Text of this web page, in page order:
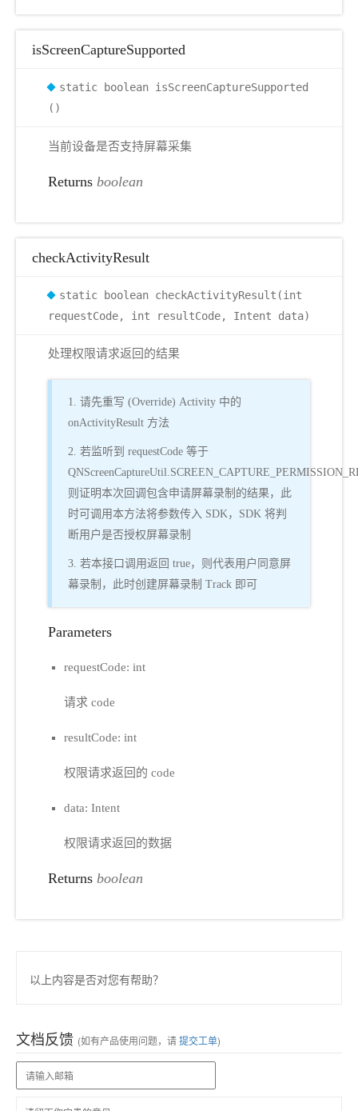
isScreenCaptureSupported
static boolean isScreenCaptureSupported
()
当前设备是否支持屏幕采集
Returns boolean
checkActivityResult
static boolean checkActivityResult(int
requestCode, int resultCode, Intent data)
处理权限请求返回的结果
1. 请先重写 (Override) Activity 中的
onActivityResult 方法
2. 若监听到 requestCode 等于
则证明本次回调包含申请屏幕录制的结果，此
时可调用本方法将参数传入 SDK，SDK 将判
断用户是否授权屏幕录制
3. 若本接口调用返回 true，则代表用户同意屏
幕录制，此时创建屏幕录制 Track 即可
Parameters
requestCode: int
请求 code
resultCode: int
权限请求返回的 code
data: Intent
权限请求返回的数据
Returns boolean
以上内容是否对您有帮助？
文档反馈 (如有产品使用问题，请提交工单)